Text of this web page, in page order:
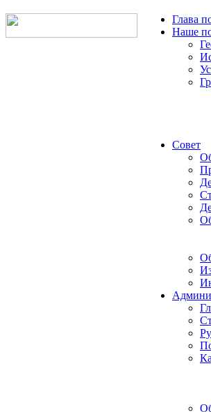
Глава
Наше
Совет